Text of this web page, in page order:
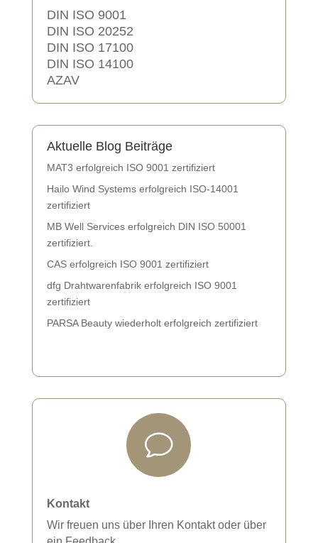
DIN ISO 9001
DIN ISO 20252
DIN ISO 17100
DIN ISO 14100
AZAV
Aktuelle Blog Beiträge
MAT3 erfolgreich ISO 9001 zertifiziert
Hailo Wind Systems erfolgreich ISO-14001
zertifiziert
MB Well Services erfolgreich DIN ISO 50001
zertifiziert.
CAS erfolgreich ISO 9001 zertifiziert
dfg Drahtwarenfabrik erfolgreich ISO 9001
zertifiziert
PARSA Beauty wiederholt erfolgreich zertifiziert
v
Kontakt
Wir freuen uns über Ihren Kontakt oder über